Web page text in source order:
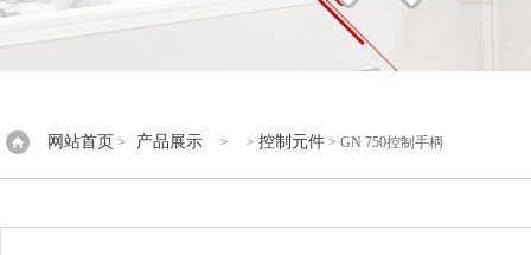
网站首页 > 产品展示 > > 控制元件 > GN 750控制手柄